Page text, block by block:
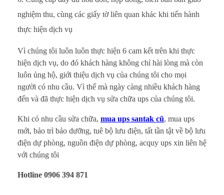
nghiệm thu, cùng các giấy tờ liên quan khác khi tiến hành
thực hiện dịch vụ
Vì chúng tôi luôn luôn thực hiện 6 cam kết trên khi thực
hiện dịch vụ, do đó khách hàng không chỉ hài lòng mà còn
luôn ủng hộ, giới thiệu dịch vụ của chúng tôi cho mọi
người có nhu cầu. Vì thế mà ngày càng nhiều khách hàng
đến và đã thực hiện dịch vụ sửa chữa ups của chúng tôi.
Khi có nhu cầu sửa chữa, mua ups santak cũ, mua ups
mới, bảo trì bảo dưỡng, tuê bộ lưu điện, tất tần tật về bộ lưu
điện dự phòng, nguồn điện dự phòng, acquy ups xin liên hệ
với chúng tôi
Hotline 0906 394 871